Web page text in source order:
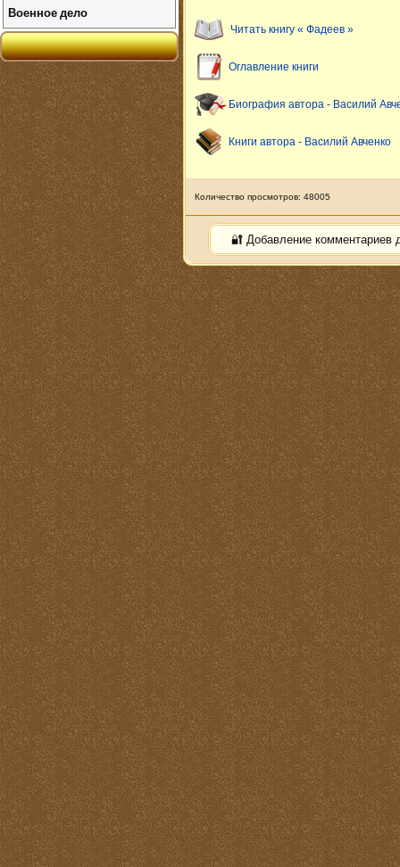
Читать книгу « Фадеев »
Оглавление книги
Биография автора - Василий
Книги автора - Василий Авченко
Количество просмотров: 48005
🔐 Добавление комментариев
Военное дело